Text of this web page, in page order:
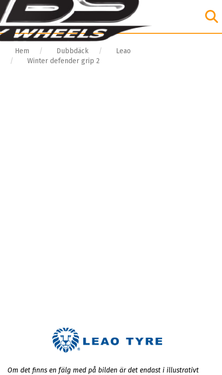
Hem Dubbdäck
Leao
Winter defender grip 2
Om det finns en fälg med på bilden är det endast i illustrativt